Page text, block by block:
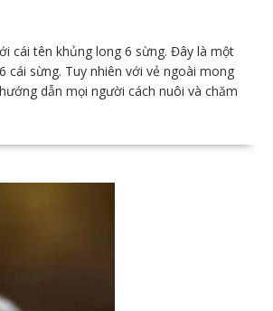
cái tên khủng long 6 sừng. Đây là một
sừng. Tuy nhiên với vẻ ngoài mong
dẫn mọi người cách nuôi và chăm